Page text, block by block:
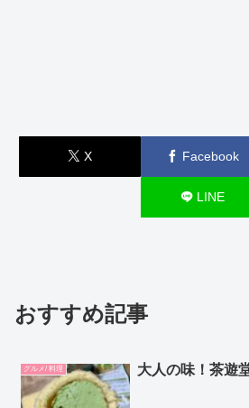
X Facebook
LINE
おすすめ記事
グルメ/ 料理 大人の味！茶遊